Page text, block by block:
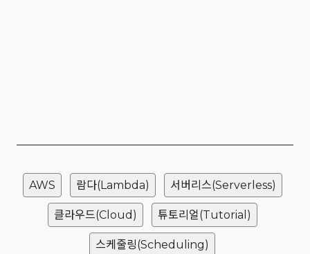
AWS 람다(Lambda) 서버리스(Serverless)
클라우드(Cloud) 튜토리얼(Tutorial)
스케줄링(Scheduling)